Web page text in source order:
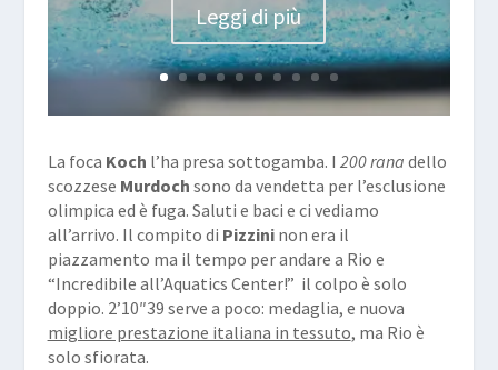
Leggi di più
La foca Koch l’ha presa sottogamba. I 200 rana dello
scozzese Murdoch sono da vendetta per l’esclusione
olimpica ed è fuga. Saluti e baci e ci vediamo
all’arrivo. Il compito di Pizzininon era il
piazzamento ma il tempo per andare a Rio e
“Incredibile all’Aquatics Center!” il colpo è solo
doppio. 2’10″39 serve a poco: medaglia, e nuova
migliore prestazione italiana in tessuto, ma Rio è
solo sfiorata.